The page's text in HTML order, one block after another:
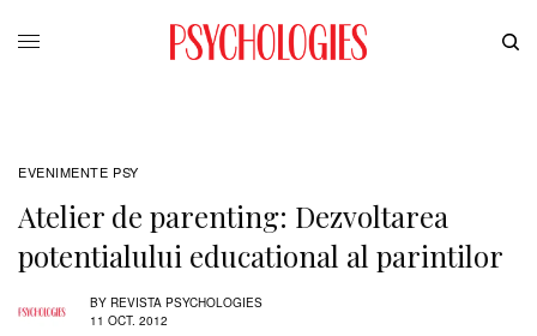
EVENIMENTE PSY
Atelier de parenting: Dezvoltarea
potentialului educational al parintilor
BY REVISTA PSYCHOLOGIES
11 OCT. 2012